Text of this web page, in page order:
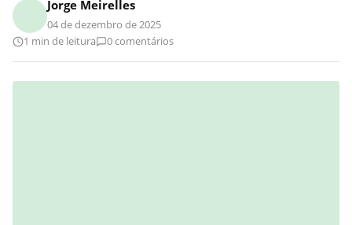
Jorge Meirelles
04 de dezembro de 2025
1 min de leitura
0 comentários